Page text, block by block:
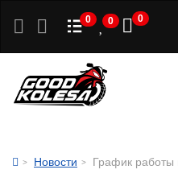
0 0 0
Новости График работы